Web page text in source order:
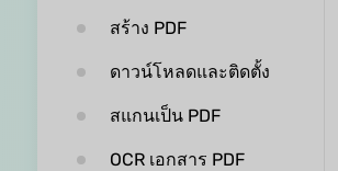
สร้าง PDF
ดาวน์โหลดและติดตั้ง
สแกนเป็น PDF
OCR เอกสาร PDF